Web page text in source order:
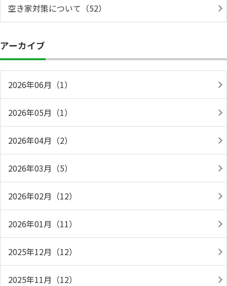
空き家対策について（52）
アーカイブ
2026年06月（1）
2026年05月（1）
2026年04月（2）
2026年03月（5）
2026年02月（12）
2026年01月（11）
2025年12月（12）
2025年11月（12）